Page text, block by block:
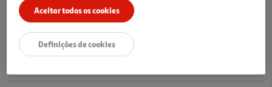
Notas de preparação
Aceitar todos os cookies
Definições de cookies